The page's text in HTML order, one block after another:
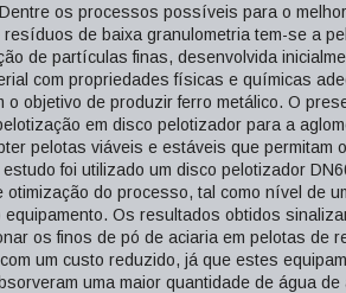
os processos possíveis para o
resíduos de baixa granulometria tem-se a
de partículas finas, desenvolvida
com propriedades físicas e químicas
o objetivo de produzir ferro metálico. O
em disco pelotizador para a
pelotas viáveis e estáveis que permitam
foi utilizado um disco pelotizador
otimização do processo, tal como nível de
equipamento. Os resultados obtidos
os finos de pó de aciaria em pelotas de
um custo reduzido, já que estes
uma maior quantidade de água